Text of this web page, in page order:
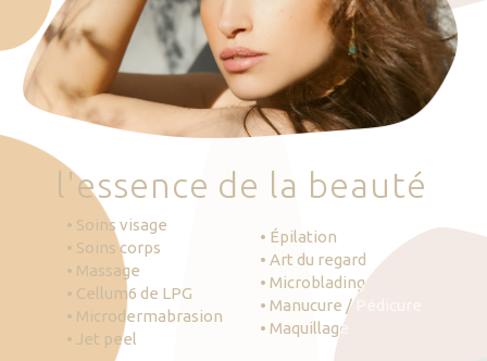
Plan d’accès
Prendre RDV
'essence de la beauté
• Soins visage
• Soins corps
• Massage
• Cellum6 de LPG
• Microdermabrasion
• Jet peel
• Épilation
• Art du regard
• Microblading
• Manucure / Pédicure
• Maquillage